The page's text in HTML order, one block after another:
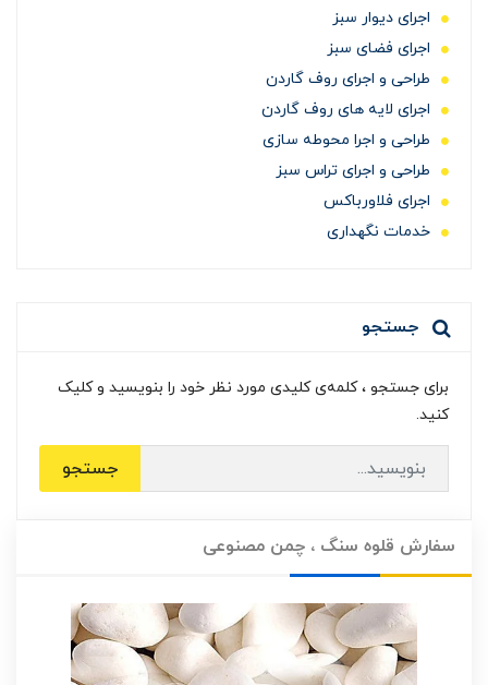
اجرای دیوار سبز
اجرای فضای سبز
طراحی و اجرای روف گاردن
اجرای لایه های روف گاردن
طراحی و اجرا محوطه سازی
طراحی و اجرای تراس سبز
اجرای فلاورباکس
خدمات نگهداری
جستجو
برای جستجو ، کلمه‌ی کلیدی مورد نظر خود را بنویسید و کلیک
کنید.
جستجو
سفارش قلوه سنگ ، چمن مصنوعی